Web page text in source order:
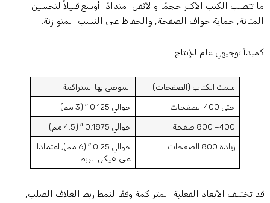
تتطلب الكتب الأكبر حجمًا والأثقل امتدادًا أوسع قليلاً لتحسين
حماية حواف الصفحة, والحفاظ على النسب المتوازنة.
توجيهي عام للإنتاج:
سمك الكتاب (الصفحات) الموصى بها المتراكمة
حتى 400 الصفحات حوالي 0.125 ″ (3 مم)
400– 800 صفحة حوالي 0.1875 ″ (4.5 مم)
زيادة 800 الصفحات
حوالي 0.25 ″ (6 مم), اعتمادا
على هيكل الربط
تختلف الأبعاد الفعلية المتراكمة وفقًا لنمط ربط الغلاف الصلب,